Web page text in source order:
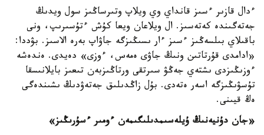
ءدال قازىر ءسىز قانداي وي ويلاپ وتىرساڭىز سول ويدىڭ
جەتەگىندە كەتەسىز. ال ويلاعان ويعا كۇش ءتۇسىرىپ، ونى
باقىلاي بىلسەڭىز ءسىز ءار ىسىڭىزگە جاۋاپ بەرە الاسىز. بۋددا:
«ادامدى قۇرتاتىن ونىڭ جاۋى ەمەس، ءوزى» دەيدى. ەندەشە
ءوزىڭىزدى ىشتەي جەڭۋ سىرتقى ورتاڭىزبەن تىعىز بايلانىسقا
تۇسۋىڭىزگە اسەر ەتەدى. بۇل زاڭدىلىق جەتەۋدىڭ ىشىندەگى
ەڭ قيىنى.
«جان دۇنيەنىڭ ۇيلەسىمدىلىگىمەن ءومىر ءسۇرىڭىز»